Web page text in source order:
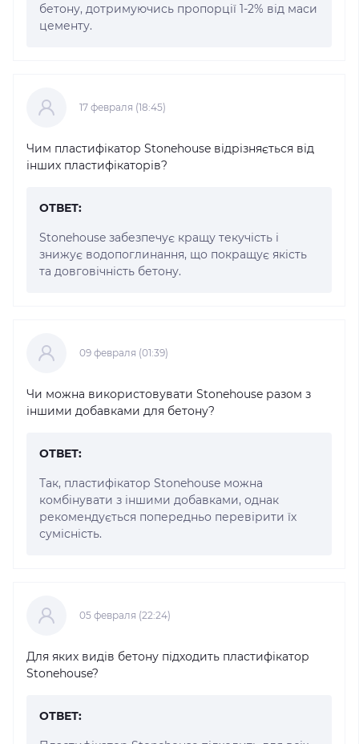
бетону, дотримуючись пропорції 1-2% від маси
цементу.
17 февраля (18:45)
Чим пластифікатор Stonehouse відрізняється від
інших пластифікаторів?
ОТВЕТ:
Stonehouse забезпечує кращу текучість і
знижує водопоглинання, що покращує якість
та довговічність бетону.
09 февраля (01:39)
Чи можна використовувати Stonehouse разом з
іншими добавками для бетону?
ОТВЕТ:
Так, пластифікатор Stonehouse можна
комбінувати з іншими добавками, однак
рекомендується попередньо перевірити їх
сумісність.
05 февраля (22:24)
Для яких видів бетону підходить пластифікатор
Stonehouse?
ОТВЕТ: